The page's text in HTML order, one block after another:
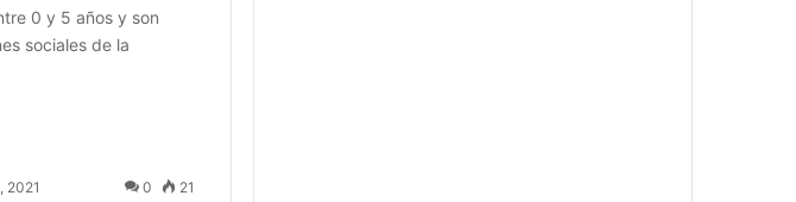
0 y 5 años y son
sociales de la
2021 0 21